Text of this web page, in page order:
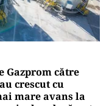
Gazprom către
crescut cu
mare avans la